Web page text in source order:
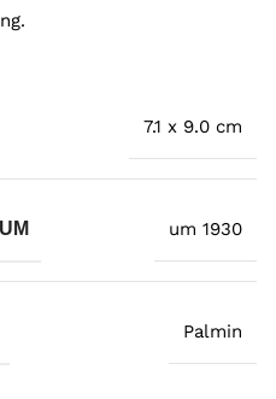
7.1 x 9.0 cm
um 1930
Palmin